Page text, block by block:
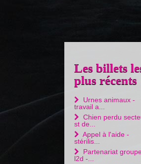
Les billets
plus récents
Urnes animaux -
travail a...
Chien perdu
st de...
Appel à l'aide -
stérilis...
Partenariat
l2d -...